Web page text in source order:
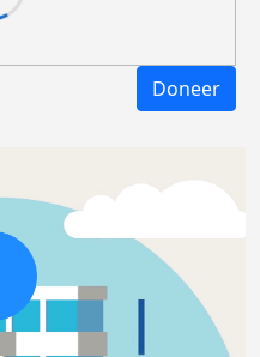
Doneer